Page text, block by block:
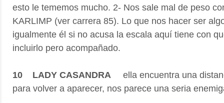
esto le tememos mucho. 2- Nos sale mal de peso
KARLIMP (ver carrera 85). Lo que nos hacer ser
igualmente él si no acusa la escala aquí tiene con
incluirlo pero acompañado.
10 LADY CASANDRA
ella encuentra una
para volver a aparecer, nos parece una seria